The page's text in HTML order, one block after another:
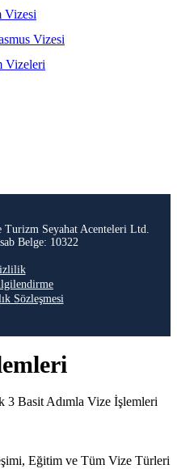
Vizesi
Vizesi
Vizeleri
Seyahat Acenteleri Ltd.
Belge: 10322
Sözleşmesi
3 Basit Adımla Vize İşlemleri
Eğitim ve Tüm Vize Türleri